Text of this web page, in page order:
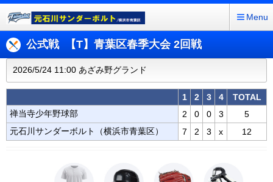
Menu
公式戦 【T】青葉区春季大会 2回戦
2026/5/24 11:00 あざみ野グランド
1 2 3 4
TOTAL
禅当寺少年野球部
2 0 0 3
5
元石川サンダーボルト（横浜市青葉区）
7 2 3 x 12